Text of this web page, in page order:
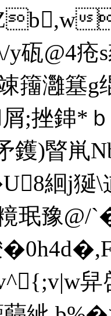

y砙@4
籒灉簊g
;挫鋛*
鑊)睯
絗j
豫@/
v^{;v|w